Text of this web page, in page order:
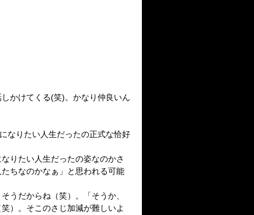
かけてくる(笑)。かなり仲良いん
なりたい人生だったの正式な恰好
りたい人生だったの姿なのかさ
ちなのかなぁ」と思われる可能
うだからね（笑）。「そうか、
）。そこのさじ加減が難しいよ